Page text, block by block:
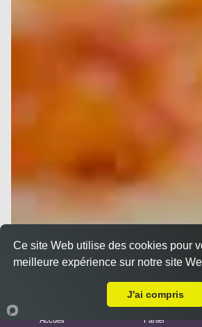
Accueil Panier
Ce site Web utilise des cookies pour
meilleure expérience sur notre site
J'ai compris